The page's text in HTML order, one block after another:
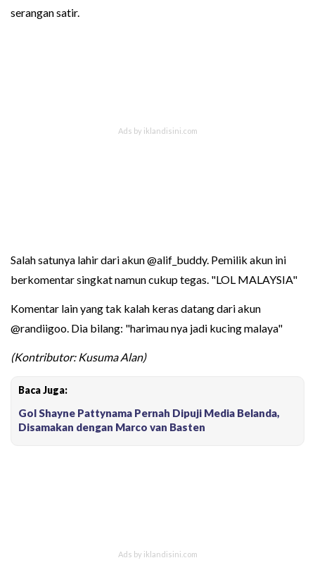
serangan satir.
Salah satunya lahir dari akun @alif_buddy. Pemilik akun ini
berkomentar singkat namun cukup tegas. "LOL MALAYSIA"
Komentar lain yang tak kalah keras datang dari akun
@randiigoo. Dia bilang: "harimau nya jadi kucing malaya"
(Kontributor: Kusuma Alan)
Baca Juga:
Gol Shayne Pattynama Pernah Dipuji Media Belanda,
Disamakan dengan Marco van Basten